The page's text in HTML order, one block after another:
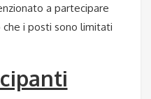
a partecipare
i posti sono limitati